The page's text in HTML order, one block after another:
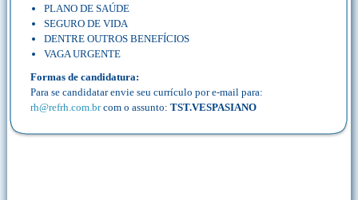
PLANO DE SAÚDE
SEGURO DE VIDA
DENTRE OUTROS BENEFÍCIOS
VAGA URGENTE
Formas de candidatura:
Para se candidatar envie seu currículo por e-mail para:
rh@refrh.com.brcom o assunto: TST.VESPASIANO